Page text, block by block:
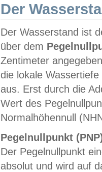
Der
Der Wasserstand ist
über dem
Zentimeter
die lokale
aus. Erst durch die
Wert des
Normalhöhennull
Pegelnullpunkt
Der Pegelnullpunkt
absolut und wird auf